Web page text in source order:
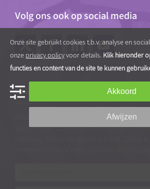
Volg ons ook op social media
Gratis tips, artikelen en video’s
Abonneer je op onze nieuwsbrief vol
video’s over opvoeden van en werken
Onze site gebruikt cookies t.b.v. analyse en
onze privacy policyvoor details. Klik hieronder
functies en content van de site te kunnen
Akkoord
Afwijzen